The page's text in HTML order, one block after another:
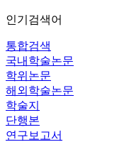
인기검색어
통합검색
국내학술논문
학위논문
해외학술논문
학술지
단행본
연구보고서